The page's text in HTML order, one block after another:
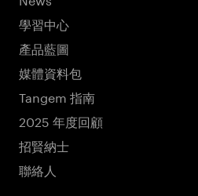
學習中心
產品藍圖
媒體資料包
Tangem 指南
2025 年度回顧
招賢納士
聯絡人